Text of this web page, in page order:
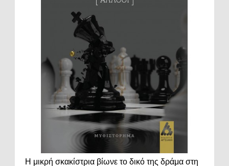
Η μικρή σκακίστρια βίωνε το δικό της δράμα στη